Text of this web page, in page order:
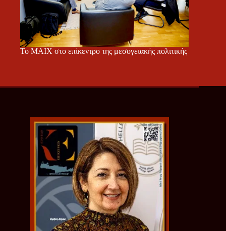
Το ΜΑΙΧ στο επίκεντρο της μεσογειακής πολιτικής